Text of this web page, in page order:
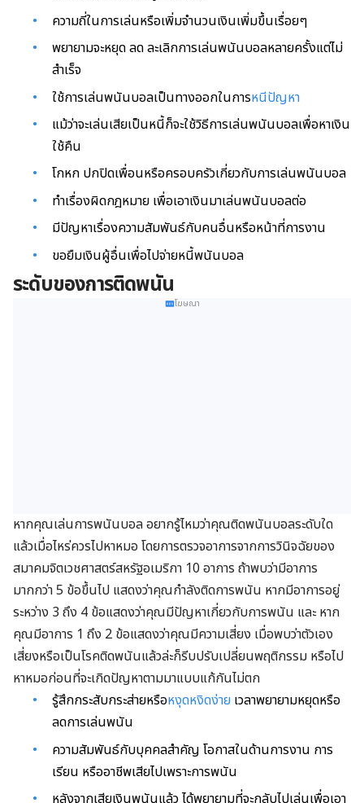
ความถี่ในการเล่นหรือเพิ่มจำนวนเงินเพิ่มขึ้นเรื่อยๆ
พยายามจะหยุด ลด ละเลิกการเล่นพนันบอลหลายครั้งแต่ไม่
สำเร็จ
ใช้การเล่นพนันบอลเป็นทางออกในการหนีปัญหา
แม้ว่าจะเล่นเสียเป็นหนี้ก็จะใช้วิธีการเล่นพนันบอลเพื่อหาเงิน
ใช้คืน
โกหก ปกปิดเพื่อนหรือครอบครัวเกี่ยวกับการเล่นพนันบอล
ทำเรื่องผิดกฎหมาย เพื่อเอาเงินมาเล่นพนันบอลต่อ
มีปัญหาเรื่องความสัมพันธ์กับคนอื่นหรือหน้าที่การงาน
ขอยืมเงินผู้อื่นเพื่อไปจ่ายหนี้พนันบอล
ระดับของการติดพนัน
โฆษณา
หากคุณเล่นการพนันบอล อยากรู้ไหมว่าคุณติดพนันบอลระดับใด
แล้วเมื่อไหร่ควรไปหาหมอ โดยการตรวจอาการจากการวินิจฉัยของ
สมาคมจิตเวชศาสตร์สหรัฐอเมริกา 10 อาการ ถ้าพบว่ามีอาการ
มากกว่า 5 ข้อขึ้นไป แสดงว่าคุณกำลังติดการพนัน หากมีอาการอยู่
ระหว่าง 3 ถึง 4 ข้อแสดงว่าคุณมีปัญหาเกี่ยวกับการพนัน และ หาก
คุณมีอาการ 1 ถึง 2 ข้อแสดงว่าคุณมีความเสี่ยง เมื่อพบว่าตัวเอง
เสี่ยงหรือเป็นโรคติดพนันแล้วล่ะก็รีบปรับเปลี่ยนพฤติกรรม หรือไป
หาหมอก่อนที่จะเกิดปัญหาตามมาแบบแก้กันไม่ตก
รู้สึกกระสับกระส่ายหรือหงุดหงิดง่าย เวลาพยายามหยุดหรือ
ลดการเล่นพนัน
ความสัมพันธ์กับบุคคลสำคัญ โอกาสในด้านการงาน การ
เรียน หรืออาชีพเสียไปเพราะการพนัน